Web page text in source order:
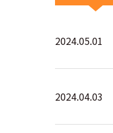
2024.05.01
2024.04.03